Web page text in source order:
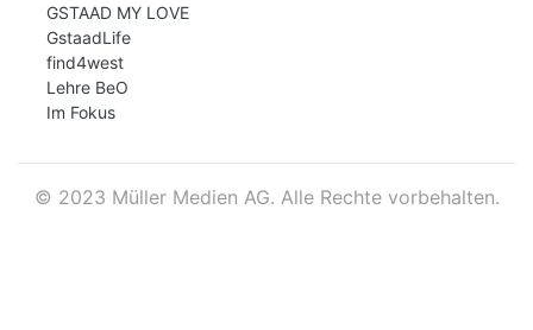
GSTAAD MY LOVE
GstaadLife
find4west
Lehre BeO
Im Fokus
© 2023 Müller Medien AG. Alle Rechte vorbehalten.